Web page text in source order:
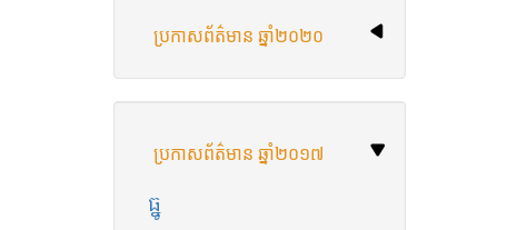
ប្រកាសព័ត៌មាន ឆ្នាំ​២០២០
ប្រកាសព័ត៌មាន​ ឆ្នាំ​២០១៧
ធ្នូ